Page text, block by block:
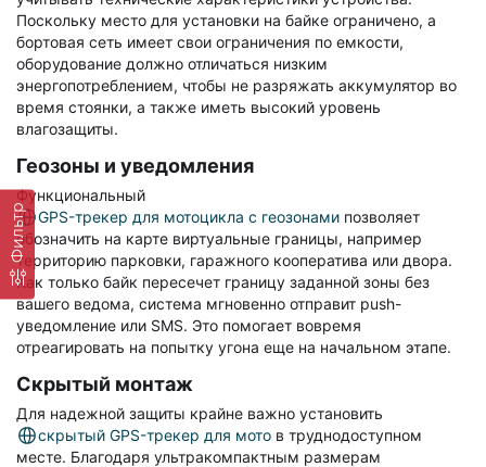
Фильтр
Поскольку место для установки на байке ограничено, а
бортовая сеть имеет свои ограничения по емкости,
оборудование должно отличаться низким
энергопотреблением, чтобы не разряжать аккумулятор во
время стоянки, а также иметь высокий уровень
влагозащиты.
Геозоны и уведомления
Функциональный
GPS-трекер для мотоцикла с геозонами позволяет
обозначить на карте виртуальные границы, например
территорию парковки, гаражного кооператива или двора.
Как только байк пересечет границу заданной зоны без
вашего ведома, система мгновенно отправит push-
уведомление или SMS. Это помогает вовремя
отреагировать на попытку угона еще на начальном этапе.
Скрытый монтаж
Для надежной защиты крайне важно установить
скрытый GPS-трекер для мото в труднодоступном
месте. Благодаря ультракомпактным размерам